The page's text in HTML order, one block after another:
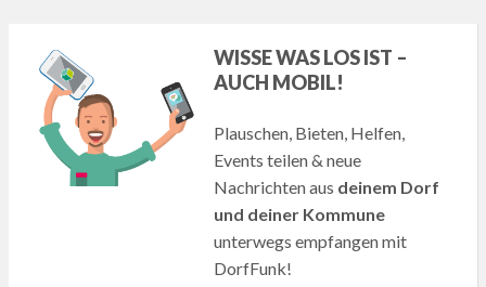
WISSE WAS LOS IST –
AUCH MOBIL!
Plauschen, Bieten, Helfen,
Events teilen & neue
Nachrichten aus deinem Dorf
und deiner Kommune
unterwegs empfangen mit
DorfFunk!